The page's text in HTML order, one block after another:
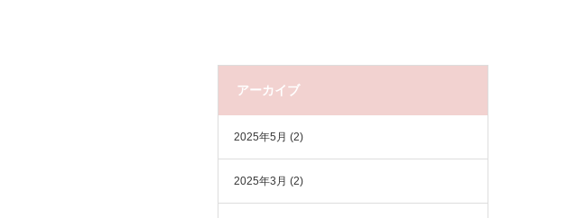
アーカイブ
2025年5月 (2)
2025年3月 (2)